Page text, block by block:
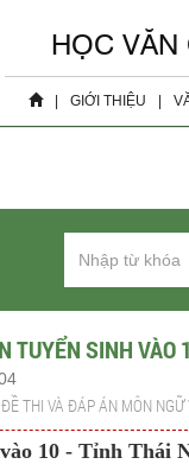
HỌC VĂN
GIỚI THIỆU
TUYỂN SINH
ĐỀ THI VÀ ĐÁP ÁN MÔN
10 - Tỉnh Thái